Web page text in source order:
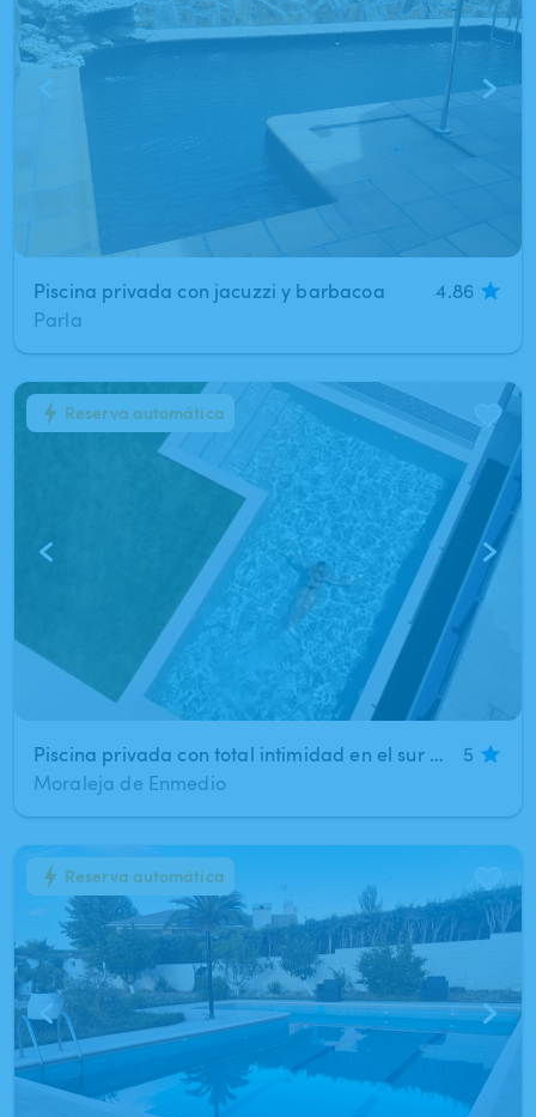
Piscina privada con jacuzzi y barbacoa
4.86
Parla
1/15
Piscina privada con total intimidad en el sur de Madrid
5
Moraleja de Enmedio
Reserva automática
1/7 Reserva automática